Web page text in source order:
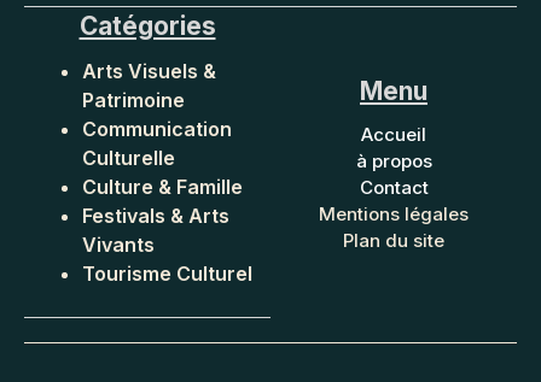
Catégories
Arts Visuels &
Patrimoine
Communication
Culturelle
Culture & Famille
Festivals & Arts
Vivants
Tourisme Culturel
Menu
Accueil
à propos
Contact
Mentions légales
Plan du site